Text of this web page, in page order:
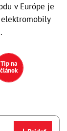
v Európe je
Tip na
článok